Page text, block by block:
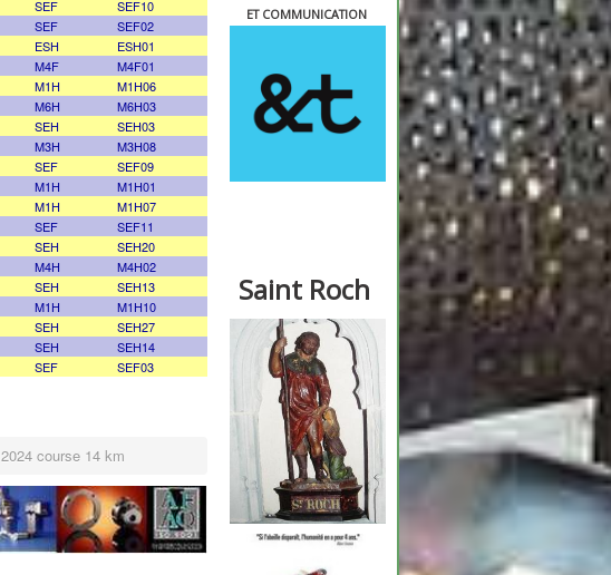
SEF
SEF10
SEF
SEF02
ESH
ESH01
M4F
M4F01
M1H
M1H06
M6H
M6H03
SEH
SEH03
M3H
M3H08
SEF
SEF09
M1H
M1H01
M1H
M1H07
SEF
SEF11
SEH
SEH20
M4H
M4H02
SEH
SEH13
M1H
M1H10
SEH
SEH27
SEH
SEH14
SEF SEF03
2024 course 14 km
ET COMMUNICATION
Saint Roch